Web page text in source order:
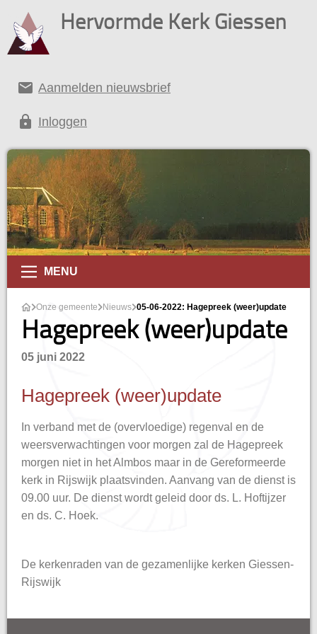
Hervormde Kerk Giessen
email Aanmelden nieuwsbrief
lock Inloggen
MENU
Onze gemeente Nieuws 05-06-2022: Hagepreek (weer)update
Hagepreek (weer)update
05 juni 2022
Hagepreek (weer)update
In verband met de (overvloedige) regenval en de
weersverwachtingen voor morgen zal de Hagepreek
morgen niet in het Almbos maar in de Gereformeerde
kerk in Rijswijk plaatsvinden. Aanvang van de dienst is
09.00 uur. De dienst wordt geleid door ds. L. Hoftijzer
en ds. C. Hoek.
De kerkenraden van de gezamenlijke kerken Giessen-
Rijswijk